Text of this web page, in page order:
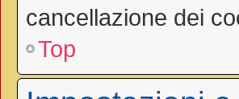
cancellazione dei
Top